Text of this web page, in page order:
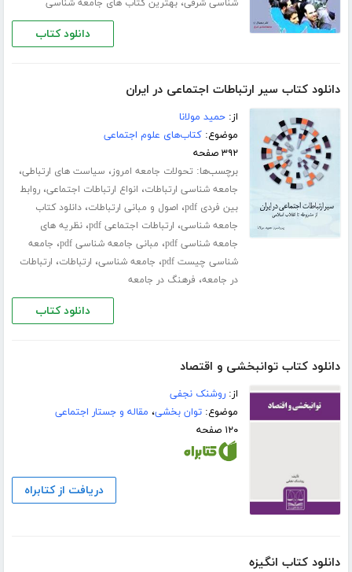
شناسی شرقی،بهترین کتاب های جامعه شناسی
دانلود کتاب
دانلود کتاب سیر ارتباطات اجتماعی در ایران
از:حمید مولانا
موضوع:کتاب‌های علوم اجتماعی
۳۹۲ صفحه
برچسب‌ها: تحولات جامعه امروز، سیاست های ارتباطی،
جامعه شناسی ارتباطات، انواع ارتباطات اجتماعی،روابط
بین فردی pdf
، اصول و مبانی ارتباطات،دانلود کتاب
جامعه شناسی، ارتباطات اجتماعی pdf ،نظریه های
جامعه شناسی pdf
، مبانی جامعه شناسی pdf ، جامعه
شناسی چیست pdf
، جامعه شناسی، ارتباطات، ارتباطات
در جامعه، فرهنگ در جامعه
دانلود کتاب
دانلود کتاب توانبخشی و اقتصاد
از:روشنک نجفی
موضوع:توان بخشی، مقاله و جستار اجتماعی
۱۲۰ صفحه
دریافت از کتابراه
دانلود کتاب انگیزه